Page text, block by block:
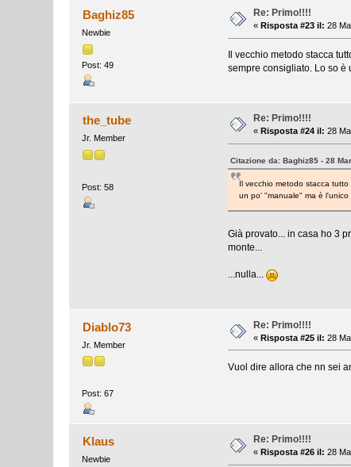
Baghiz85
Newbie
Post: 49
Re: Primo!!!!
« Risposta #23 il: 28
Il vecchio metodo stacca
sempre consigliato. Lo so è
the_tube
Jr. Member
Post: 58
Re: Primo!!!!
« Risposta #24 il: 28
Citazione da: Baghiz85 - 28
Il vecchio metodo stacca
un po' "manuale" ma è
Già provato... in casa ho 3
monte...
...nulla...
Diablo73
Jr. Member
Post: 67
Re: Primo!!!!
«Risposta #25 il: 28
Vuol dire allora che nn sei
Klaus
Newbie
Re: Primo!!!!
« Risposta #26 il: 28